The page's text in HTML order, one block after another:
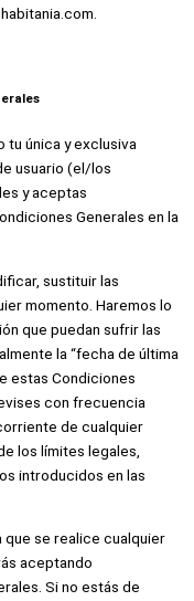
tu única y exclusiva
usuario (el/los
y aceptas
Generales en la
sustituir las
momento. Haremos lo
que puedan sufrir las
la “fecha de última
estas Condiciones
con frecuencia
de cualquier
los límites legales,
introducidos en las
se realice cualquier
aceptando
Si no estás de